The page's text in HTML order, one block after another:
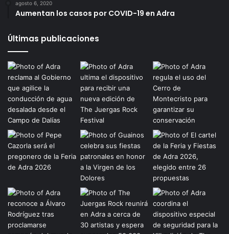
agosto 6, 2020
Aumentan los casos por COVID-19 en Adra
Últimas publicaciones